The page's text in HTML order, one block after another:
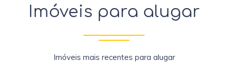
Imóveis para alugar
Imóveis mais recentes para alugar